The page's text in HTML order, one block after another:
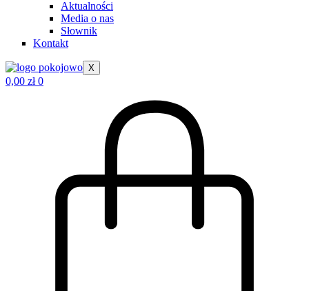
Aktualności
Media o nas
Słownik
Kontakt
X
0,00 zł 0